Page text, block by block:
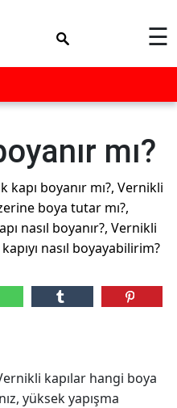
☰
mı?
kapı boyanır mı?, Vernikli
boya tutar mı?,
nasıl boyanır?, Vernikli
nasıl boyayabilirim?
kapılar hangi boya
yüksek yapışma